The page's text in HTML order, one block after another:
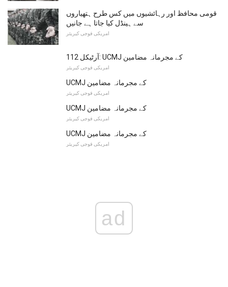
قومی محافظ اور رہائشیوں میں کس طرح ہتھیاروں
سے ہینڈل کیا جاتا ہے جانیں
امریکی فوجی کیریئر
آرٹیکل 112: UCMJ کے مجرمانہ مضامین
امریکی فوجی کیریئر
UCMJ کے مجرمانہ مضامین
امریکی فوجی کیریئر
UCMJ کے مجرمانہ مضامین
امریکی فوجی کیریئر
UCMJ کے مجرمانہ مضامین
امریکی فوجی کیریئر
ad